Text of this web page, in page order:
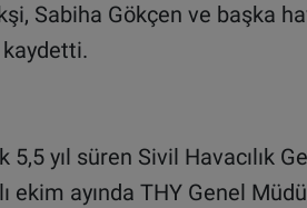
Sabiha Gökçen ve başka
kaydetti.
yıl süren Sivil Havacılık
ekim ayında THY Genel